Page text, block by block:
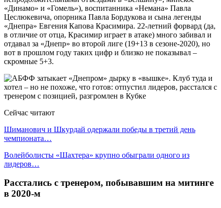
«Динамо» и «Гомель»), воспитанника «Немана» Павла
Цеслюкевича, опорника Павла Бордукова и сына легенды
«Днепра» Евгения Капова Красимира. 22-летний форвард (да,
в отличие от отца, Красимир играет в атаке) много забивал и
отдавал за «Днепр» во второй лиге (19+13 в сезоне-2020), но
вот в прошлом году таких цифр и близко не показывал –
скромные 5+3.
Сейчас читают
Шиманович и Шкурдай одержали победы в третий день
чемпионата…
Волейболисты «Шахтера» крупно обыграли одного из
лидеров…
Расстались с тренером, побывавшим на митинге
в 2020-м